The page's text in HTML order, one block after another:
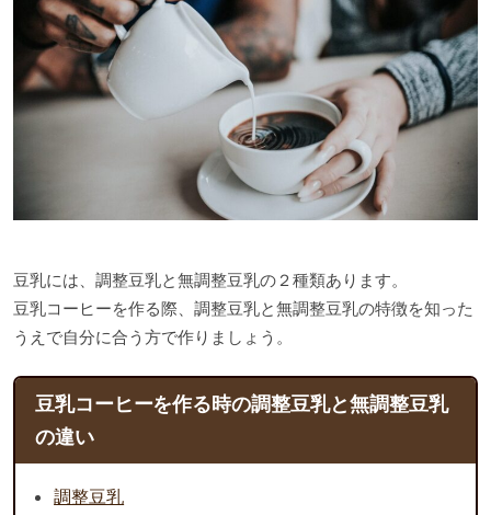
豆乳には、調整豆乳と無調整豆乳の２種類あります。
豆乳コーヒーを作る際、調整豆乳と無調整豆乳の特徴を知った
うえで自分に合う方で作りましょう。
豆乳コーヒーを作る時の調整豆乳と無調整豆乳
の違い
調整豆乳